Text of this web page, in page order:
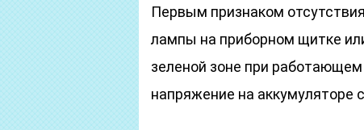
Первым признаком
лампы на приборном щитке
зеленой зоне при
напряжение на